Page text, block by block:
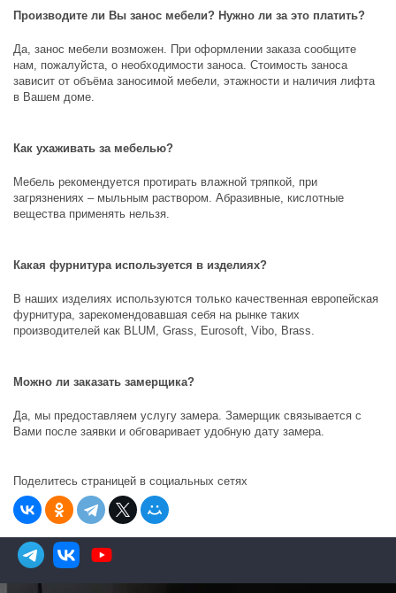
Производите ли Вы занос мебели? Нужно ли за это платить?
Да, занос мебели возможен. При оформлении заказа сообщите
нам, пожалуйста, о необходимости заноса. Стоимость заноса
зависит от объёма заносимой мебели, этажности и наличия лифта
в Вашем доме.
Как ухаживать за мебелью?
Мебель рекомендуется протирать влажной тряпкой, при
загрязнениях – мыльным раствором. Абразивные, кислотные
вещества применять нельзя.
Какая фурнитура используется в изделиях?
В наших изделиях используются только качественная европейская
фурнитура, зарекомендовавшая себя на рынке таких
производителей как BLUM, Grass, Eurosoft, Vibo, Brass
Можно ли заказать замерщика?
Да, мы предоставляем услугу замера. Замерщик связывается с
Вами после заявки и обговаривает удобную дату замера.
Поделитесь страницей в социальных сетях